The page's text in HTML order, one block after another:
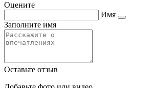
Оцените
Имя
Заполните имя
Оставьте отзыв